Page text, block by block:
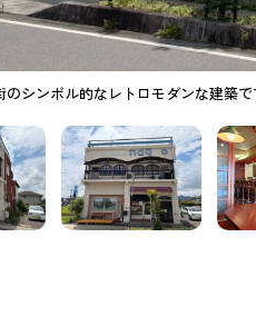
のシンボル的なレトロモダンな建築